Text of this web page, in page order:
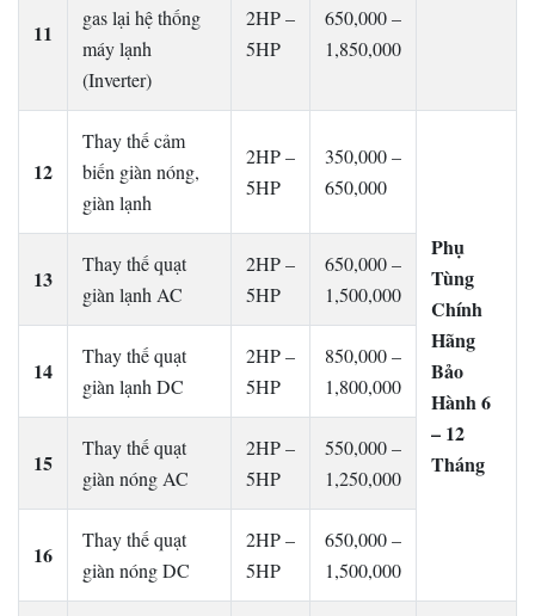
11
gas lại hệ thống
máy lạnh
(Inverter)
2HP –
5HP
650,000 –
1,850,000
12
Thay thế cảm
biến giàn nóng,
giàn lạnh
2HP –
5HP
350,000 –
650,000
Phụ
Tùng
Chính
Hãng
Bảo
Hành 6
– 12
Tháng
13
Thay thế quạt
giàn lạnh AC
2HP –
5HP
650,000 –
1,500,000
14
Thay thế quạt
giàn lạnh DC
2HP –
5HP
850,000 –
1,800,000
15
Thay thế quạt
giàn nóng AC
2HP –
5HP
550,000 –
1,250,000
16
Thay thế quạt
giàn nóng DC
2HP –
5HP
650,000 –
1,500,000